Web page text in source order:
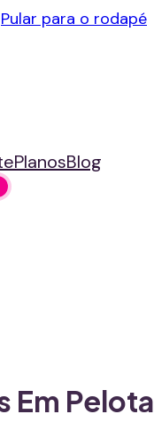
Pular para o rodapé
PlanosBlog
Em